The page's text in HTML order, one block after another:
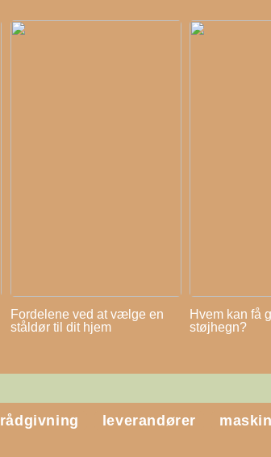
Fordelene ved at vælge en
ståldør til dit hjem
Hvem kan få
støjhegn?
rådgivning leverandører